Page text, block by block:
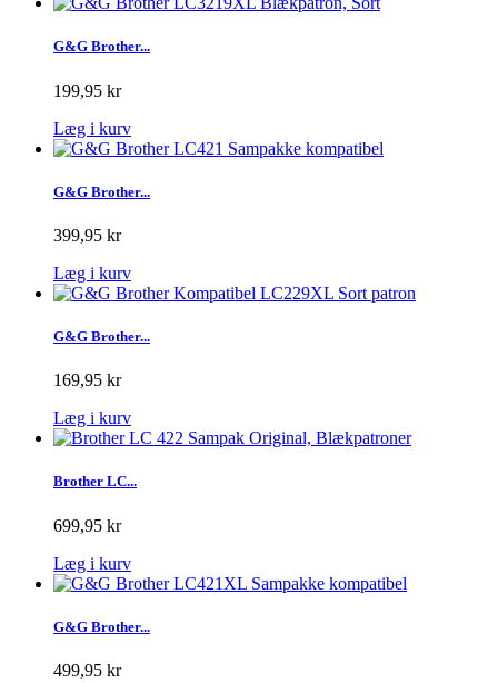
G&G Brother...
199,95 kr
Læg i kurv
G&G Brother...
399,95 kr
Læg i kurv
G&G Brother...
169,95 kr
Læg i kurv
Brother LC...
699,95 kr
Læg i kurv
G&G Brother...
499,95 kr